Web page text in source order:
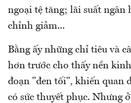
ngoại tệ tăng; lãi suất ngân
chỉnh giảm...
Bằng ấy những chỉ tiêu và
hơn trước cho thấy nền
đoạn "đen tối", khiến quan
có sức thuyết phục. Nhưng